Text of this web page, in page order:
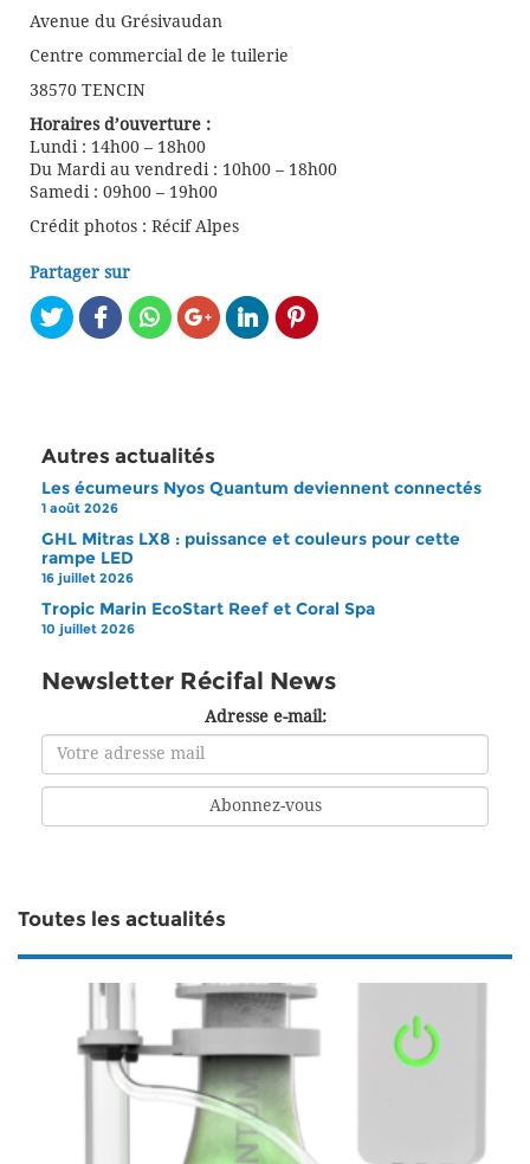
Avenue du Grésivaudan
Centre commercial de le tuilerie
38570 TENCIN
Horaires d’ouverture :
Lundi : 14h00 – 18h00
Du Mardi au vendredi : 10h00 – 18h00
Samedi : 09h00 – 19h00
Crédit photos : Récif Alpes
Partager sur
Autres actualités
Les écumeurs Nyos Quantum deviennent connectés
1 août 2026
GHL Mitras LX8 : puissance et couleurs pour cette
rampe LED
16 juillet 2026
Tropic Marin EcoStart Reef et Coral Spa
10 juillet 2026
Newsletter Récifal News
Adresse e-mail:
Toutes les actualités